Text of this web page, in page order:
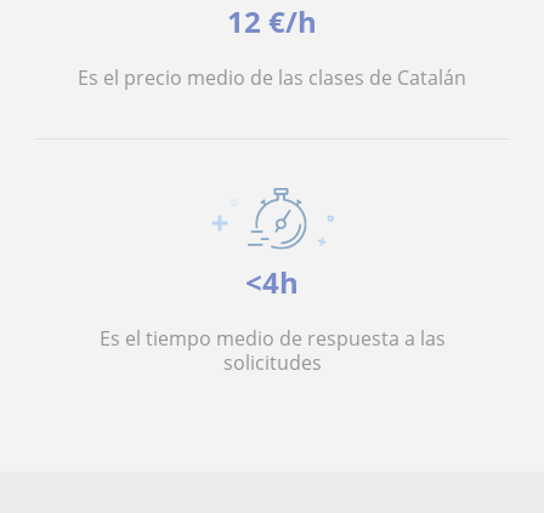
12 €/h
Es el precio medio de las clases de Catalán
<4h
Es el tiempo medio de respuesta a las
solicitudes